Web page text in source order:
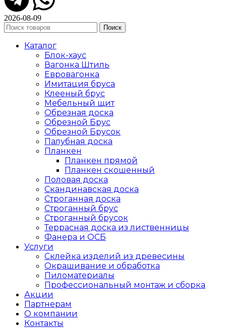
2026-08-09
Поиск
Каталог
Блок-хаус
Вагонка Штиль
Евровагонка
Имитация бруса
Клееный брус
Мебельный щит
Обрезная доска
Обрезной Брус
Обрезной Брусок
Палубная доска
Планкен
Планкен прямой
Планкен скошенный
Половая доска
Скандинавская доска
Строганная доска
Строганный брус
Строганный брусок
Террасная доска из лиственницы
Фанера и ОСБ
Услуги
Склейка изделий из древесины
Окрашивание и обработка
Пиломатериалы
Профессиональный монтаж и сборка
Акции
Партнерам
О компании
Контакты